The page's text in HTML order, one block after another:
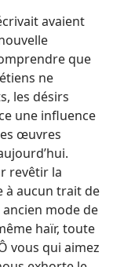
avaient
que
ne
les désirs
une influence
œuvres
revêtir la
à aucun trait de
mode de
haïr, toute
vous qui aimez